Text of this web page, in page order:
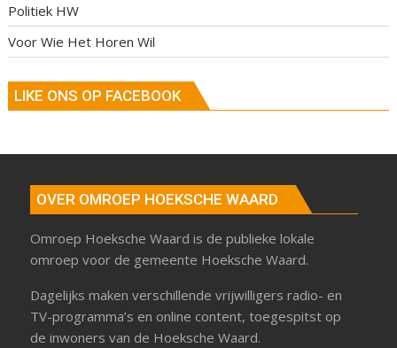
Politiek HW
Voor Wie Het Horen Wil
LIKE ONS OP FACEBOOK
OVER OMROEP HOEKSCHE WAARD
Omroep Hoeksche Waard is de publieke lokale
omroep voor de gemeente Hoeksche Waard.
Dagelijks maken verschillende vrijwilligers radio- en
TV-programma’s en online content, toegespitst op
de inwoners van de Hoeksche Waard.